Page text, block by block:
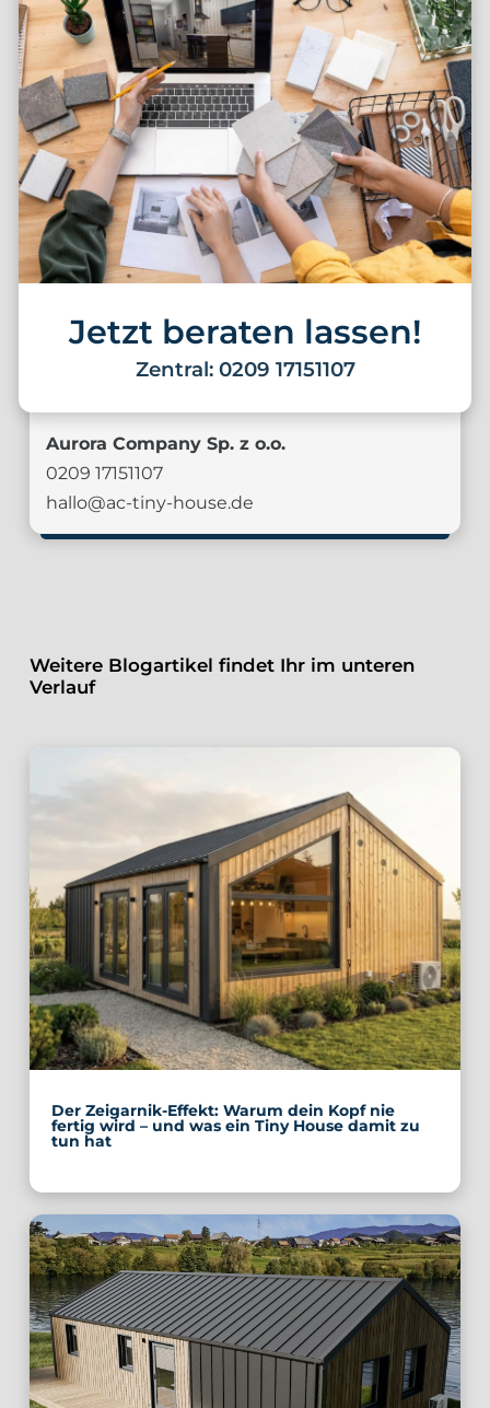
Jetzt beraten lassen!
Zentral: 0209 17151107
Aurora Company Sp. z o.o.
0209 17151107
hallo@ac-tiny-house.de
Weitere Blogartikel findet Ihr im unteren
Verlauf
Der Zeigarnik-Effekt: Warum dein Kopf nie
fertig wird – und was ein Tiny House damit zu
tun hat